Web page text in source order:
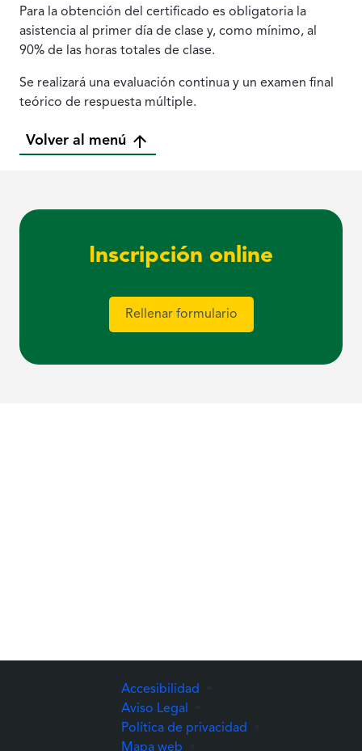
Para la obtención del certificado es obligatoria la
asistencia al primer día de clase y, como mínimo, al
90% de las horas totales de clase.
Se realizará una evaluación continua y un examen final
teórico de respuesta múltiple.
Volver al menú
Inscripción online
Rellenar formulario
Accesibilidad
Aviso Legal
Política de privacidad
Mapa web